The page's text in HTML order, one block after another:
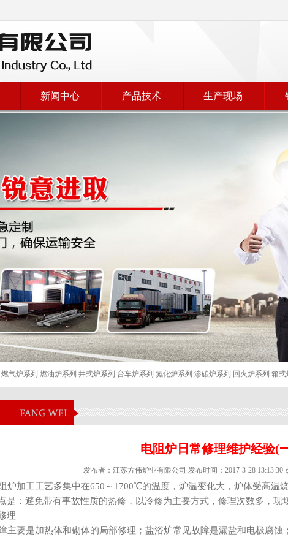
新闻中心 产品技术 生产现场
燃气炉系列 燃油炉系列 井式炉系列 台车炉系列 氮化炉系列 渗碳炉系列 回火炉系列 箱式
电阻炉日常修理维护经验(
发布者：江苏方伟炉业有限公司 发布时间：2017-3-28 13:13:30
炉加工工艺多集中在650～1700℃的温度，炉温变化大，炉体受高温
是：避免带有事故性质的热修，以冷修为主要方式，修理次数多，现
理
要是加热体和砌体的局部修理；盐浴炉常见故障是漏盐和电极腐蚀